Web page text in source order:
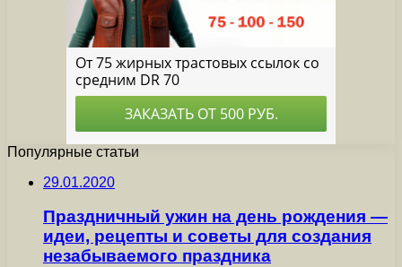
Популярные статьи
29.01.2020
Праздничный ужин на день рождения —
идеи, рецепты и советы для создания
незабываемого праздника